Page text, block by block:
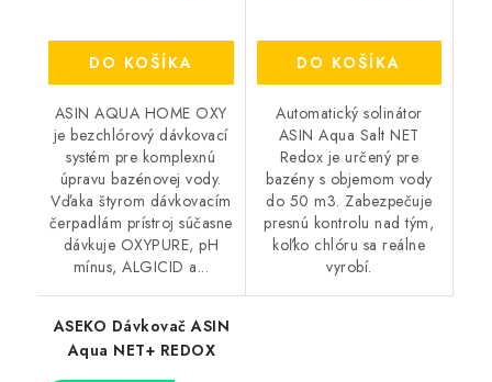
DO KOŠÍKA
ASIN AQUA HOME OXY
je bezchlórový dávkovací
systém pre komplexnú
úpravu bazénovej vody.
Vďaka štyrom dávkovacím
čerpadlám prístroj súčasne
dávkuje OXYPURE, pH
mínus, ALGICID a...
DO KOŠÍKA
Automatický solinátor
ASIN Aqua Salt NET
Redox je určený pre
bazény s objemom vody
do 50 m3. Zabezpečuje
presnú kontrolu nad tým,
koľko chlóru sa reálne
vyrobí.
ASEKO Dávkovač ASIN
Aqua NET+ REDOX